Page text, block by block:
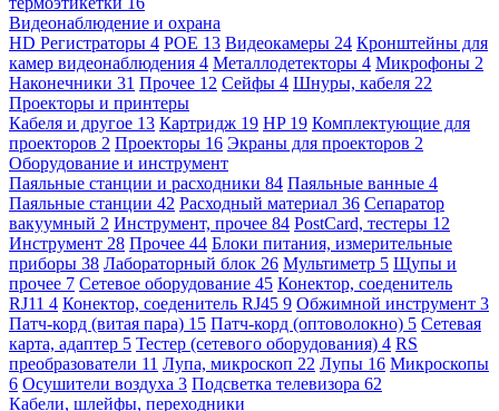
Видеонаблюдение и охрана
HD Регистраторы 4 POE 13 Видеокамеры 24 Кронштейны для
камер видеонаблюдения 4 Металлодетекторы 4 Микрофоны 2
Наконечники 31 Прочее 12 Сейфы 4 Шнуры, кабеля 22
Проекторы и принтеры
Кабеля и другое 13 Картридж 19 HP 19 Комплектующие для
проекторов 2 Проекторы 16 Экраны для проекторов 2
Оборудование и инструмент
Паяльные станции и расходники 84 Паяльные ванные 4
Паяльные станции 42 Расходный материал 36 Сепаратор
вакуумный 2 Инструмент, прочее 84 PostCard, тестеры 12
Инструмент 28 Прочее 44 Блоки питания, измерительные
приборы 38 Лабораторный блок 26 Мультиметр 5 Щупы и
прочее 7 Сетевое оборудование 45 Конектор, соеденитель
RJ11 4 Конектор, соеденитель RJ45 9 Обжимной инструмент 3
Патч-корд (витая пара) 15 Патч-корд (оптоволокно) 5 Сетевая
карта, адаптер 5 Тестер (сетевого оборудования) 4 RS
преобразователи 11 Лупа, микроскоп 22 Лупы 16 Микроскопы
6 Осушители воздуха 3 Подсветка телевизора 62
Кабели, шлейфы, переходники